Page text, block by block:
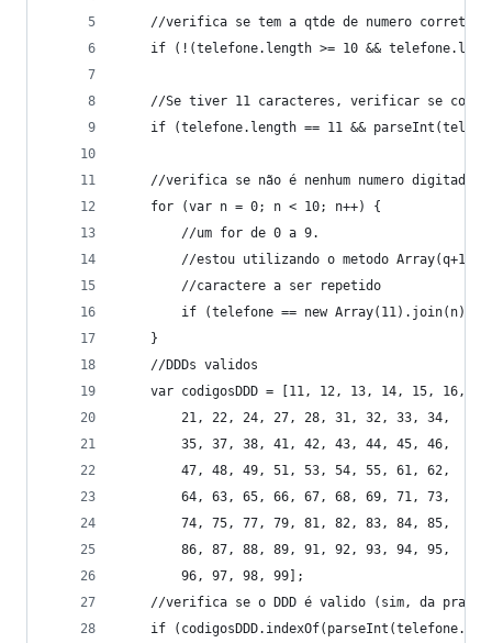
    //verifica se tem a qtde de numero correto
if (!(telefone.length >= 10 &&
//Se tiver 11 caracteres, verificar se
if (telefone.length == 11 &&
//verifica se não é nenhum numero digitado
    for (var n = 0; n < 10; n++) {
        //um for de 0 a 9.
//estou utilizando o metodo
        //caractere a ser repetido
if (telefone == new Array(11).join(n)
    }
    //DDDs validos
var codigosDDD = [11, 12, 13, 14, 15, 16,
        21, 22, 24, 27, 28, 31, 32, 33, 34,
        35, 37, 38, 41, 42, 43, 44, 45, 46,
        47, 48, 49, 51, 53, 54, 55, 61, 62,
        64, 63, 65, 66, 67, 68, 69, 71, 73,
        74, 75, 77, 79, 81, 82, 83, 84, 85,
        86, 87, 88, 89, 91, 92, 93, 94, 95,
        96, 97, 98, 99];
//verifica se o DDD é valido (sim, da pra
if